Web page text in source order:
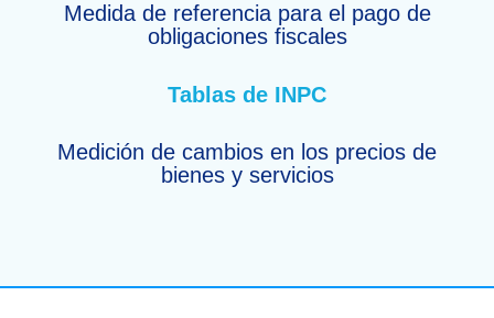
Medida de referencia para el pago de
obligaciones fiscales
Tablas de INPC
Medición de cambios en los precios de
bienes y servicios